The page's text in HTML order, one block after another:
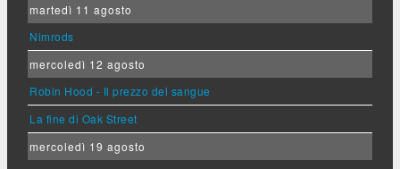
martedì 11 agosto
Nimrods
mercoledì 12 agosto
Robin Hood - Il prezzo del sangue
La fine di Oak Street
mercoledì 19 agosto